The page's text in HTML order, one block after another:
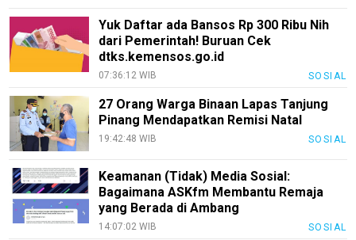
Yuk Daftar ada Bansos Rp 300 Ribu Nih
dari Pemerintah! Buruan Cek
dtks.kemensos.go.id
07:36:12 WIB SOSIAL
27 Orang Warga Binaan Lapas Tanjung
Pinang Mendapatkan Remisi Natal
19:42:48 WIB SOSIAL
Keamanan (Tidak) Media Sosial:
Bagaimana ASKfm Membantu Remaja
yang Berada di Ambang
14:07:02 WIB SOSIAL
Rohul
Nusapos
pendidikan
Kode
Internal
KEJ